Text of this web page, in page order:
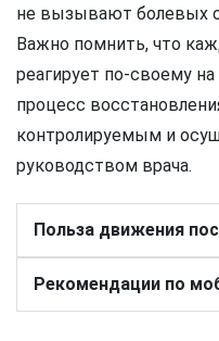
не вызывают болевых
Важно помнить, что
реагирует по-своему
процесс
контролируемым и
руководством врача.
Польза движения
Рекомендации по